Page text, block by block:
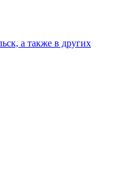
а также в других